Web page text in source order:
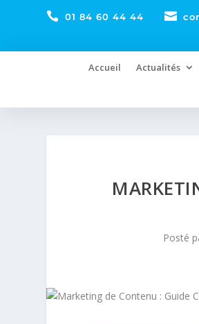
 01 84 60 44 44 
Accueil Actualités
Posté